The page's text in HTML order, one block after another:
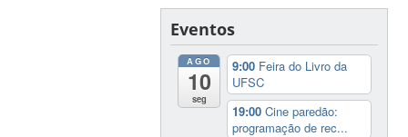
Eventos
AGO
10
seg
9:00 Feira do Livro da
UFSC
19:00Cine paredão:
programação de rec...